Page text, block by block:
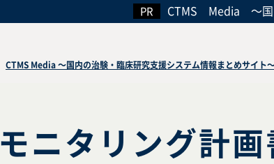
CTMS Media ～
CTMS Media ～国内の治験・臨床研究支援システム情報まとめサイト
モニタリング計画